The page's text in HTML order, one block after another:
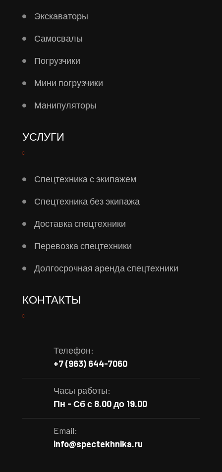
Экскаваторы
Самосвалы
Погрузчики
Мини погрузчики
Манипуляторы
УСЛУГИ
Спецтехника с экипажем
Спецтехника без экипажа
Доставка спецтехники
Перевозка спецтехники
Долгосрочная аренда спецтехники
КОНТАКТЫ
Телефон:
+7 (963) 644-7060
Часы работы:
Пн - Сб с 8.00 до 19.00
Email:
info@spectekhnika.ru